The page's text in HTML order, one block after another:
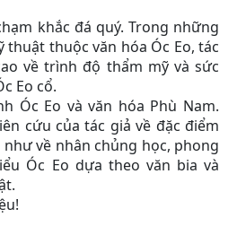
khắc đá quý. Trong những
thuật thuộc văn hóa Óc Eo, tác
về trình độ thẩm mỹ và sức
Eo cổ.
Óc Eo và văn hóa Phù Nam.
cứu của tác giả về đặc điểm
về nhân chủng học, phong
Óc Eo dựa theo văn bia và